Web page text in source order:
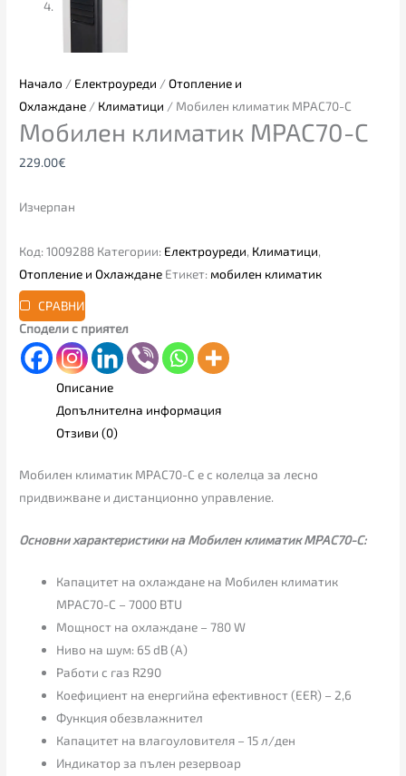
Начало / Електроуреди /Отопление и
Охлаждане / Климатици / Мобилен климатик MPAC70-C
Мобилен климатик MPAC70-C
229.00€
Изчерпан
Код:1009288 Категории: Електроуреди, Климатици,
Отопление и Охлаждане Етикет: мобилен климатик
СРАВНИ
Сподели с приятел
Описание
Допълнителна информация
Отзиви (0)
Мобилен климатик MPAC70-C е с колелца за лесно
придвижване и дистанционно управление.
Основни характеристики на Мобилен климатик MPAC70-C:
Капацитет на охлаждане на Мобилен климатик
MPAC70-C – 7000 BTU
Мощност на охлаждане – 780 W
Ниво на шум: 65 dB (A)
Работи с газ R290
Коефициент на енергийна ефективност (EER) – 2,6
Функция обезвлажнител
Капацитет на влагоуловителя – 15 л/ден
Индикатор за пълен резервоар